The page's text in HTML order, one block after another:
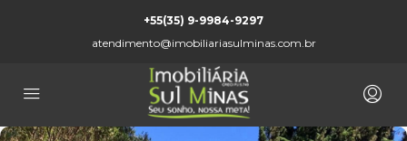
+55(35) 9-9984-9297
atendimento@imobiliariasulminas.com.br